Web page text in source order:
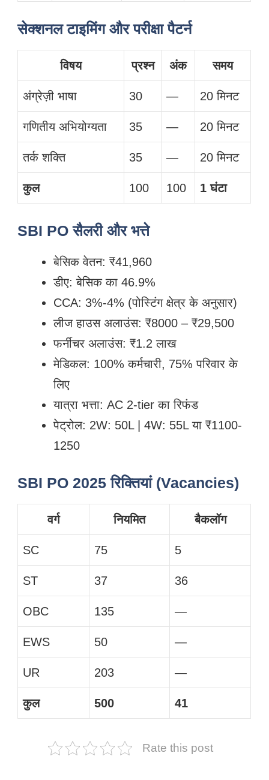
सेक्शनल टाइमिंग और परीक्षा पैटर्न
विषय प्रश्न अंक समय
अंग्रेज़ी भाषा 30 — 20 मिनट
गणितीय अभियोग्यता 35 — 20 मिनट
तर्क शक्ति 35 — 20 मिनट
कुल 100 100 1 घंटा
SBI PO सैलरी और भत्ते
बेसिक वेतन: ₹41,960
डीए: बेसिक का 46.9%
CCA: 3%-4% (पोस्टिंग क्षेत्र के अनुसार)
लीज हाउस अलाउंस: ₹8000 – ₹29,500
फर्नीचर अलाउंस: ₹1.2 लाख
मेडिकल: 100% कर्मचारी, 75% परिवार के
लिए
यात्रा भत्ता: AC 2-tier का रिफंड
पेट्रोल: 2W: 50L | 4W: 55L या ₹1100-
1250
SBI PO 2025 रिक्तियां (Vacancies)
वर्ग नियमित बैकलॉग
SC 75 5
ST 37 36
OBC 135 —
EWS 50 —
UR 203 —
कुल 500 41
Rate this post